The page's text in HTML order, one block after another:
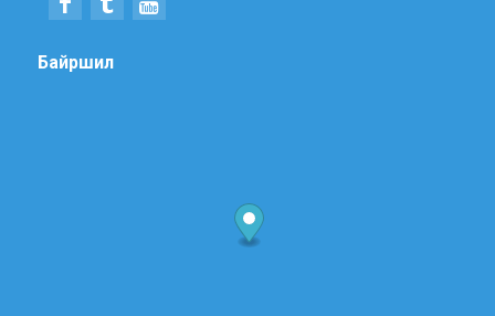
Байршил